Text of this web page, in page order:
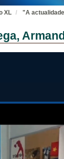
XL "A